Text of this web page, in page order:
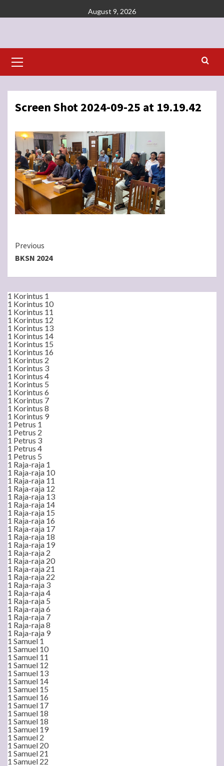
to
August 9, 2026
Menu
Screen Shot 2024-09-25 at 19.19.42
Continue
Reading
Previous
BKSN 2024
1 Korintus 1
1 Korintus 10
1 Korintus 11
1 Korintus 12
1 Korintus 13
1 Korintus 14
1 Korintus 15
1 Korintus 16
1 Korintus 2
1 Korintus 3
1 Korintus 4
1 Korintus 5
1 Korintus 6
1 Korintus 7
1 Korintus 8
1 Korintus 9
1 Petrus 1
1 Petrus 2
1 Petrus 3
1 Petrus 4
1 Petrus 5
1 Raja-raja 1
1 Raja-raja 10
1 Raja-raja 11
1 Raja-raja 12
1 Raja-raja 13
1 Raja-raja 14
1 Raja-raja 15
1 Raja-raja 16
1 Raja-raja 17
1 Raja-raja 18
1 Raja-raja 19
1 Raja-raja 2
1 Raja-raja 20
1 Raja-raja 21
1 Raja-raja 22
1 Raja-raja 3
1 Raja-raja 4
1 Raja-raja 5
1 Raja-raja 6
1 Raja-raja 7
1 Raja-raja 8
1 Raja-raja 9
1 Samuel 1
1 Samuel 10
1 Samuel 11
1 Samuel 12
1 Samuel 13
1 Samuel 14
1 Samuel 15
1 Samuel 16
1 Samuel 17
1 Samuel 18
1 Samuel 18
1 Samuel 19
1 Samuel 2
1 Samuel 20
1 Samuel 21
1 Samuel 22